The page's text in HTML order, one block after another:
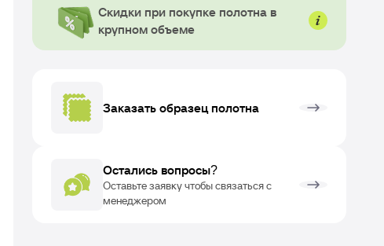
Скидки при покупке полотна в
крупном объеме
Заказать образец полотна
Остались вопросы?
Оставьте заявку чтобы связаться с
менеджером